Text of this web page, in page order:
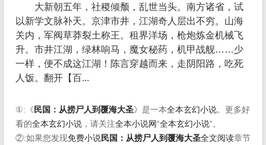
大新朝五年，社稷倾颓，乱世当头。南方诸省，试
以新学文脉补天。京津市井，江湖奇人层出不穷。山海
关内，军阀草莽裂土称王。租界洋场，枪炮炼金机械飞
升。市井江湖，绿林响马，魔女秘药，机甲战舰……少
一样，便不成这江湖！陈言穿越而来，走阴阳路，吃死
人饭。翻开【百...
①:《 民国：从捞尸人到覆海大圣》是一本全本玄幻小说。更多好
看的全本玄幻小说 ，请关注全本小说网“全本玄幻小说”。
②:如果您发现免费小说民国：从捞尸人到覆海大圣全文阅读章节